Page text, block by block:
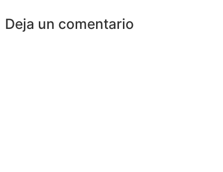
Deja un comentario